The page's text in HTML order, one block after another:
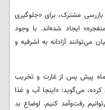
مشترک، برای «جلوگیری
ایجاد شده‌اند. با وجود
می‌توانند آزادانه به اشرفیه و
که شش ماه پیش پس از غارت و تخریب
می‌گوید: «اینجا آب و غذا
رفت‌وآمد کنیم. اوضاع بد